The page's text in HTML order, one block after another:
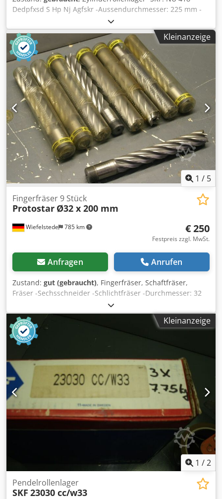
Dedpfxsd S Hp Nj Agfskr -Aussendurchmesser: 225 mm -
Innendurchmesser: 90 mm -Breite: 54 mm -Preis: pro Stück
-Anzahl: 2 Stück -Gewicht: 11,9 kg/Stück
Kleinanzeige
1 / 5
Wiefelstede 785 km
Fingerfräser 9 Stück
Protostar Ø32 x 200 mm
€ 250
Festpreis zzgl. MwSt.
Anfragen Anrufen
Zustand: gut (gebraucht), Fingerfräser, Schaftfräser,
Fräser -Sechsschneider -Schlichtfräser -Durchmesser: 32
mm -nutzbare Länge: 200 mm -Typ: HSSE N30 Dsdeb A
Rbajpfx Agfokr -Anzahl: 9 Stück -Verkauf: nur komplett -
Gewicht: 12 kg
Kleinanzeige
1 /2
Pendelrollenlager
SKF 23030 cc/w33